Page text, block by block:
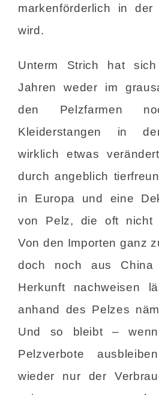
markenförderlich in der
wird.
Unterm Strich hat
Jahren weder im
den Pelzfarmen
Kleiderstangen in
wirklich etwas
durch angeblich
in Europa und eine
von Pelz, die oft nicht
Von den Importen ganz
doch noch aus China
Herkunft nachweisen
anhand des Pelzes
Und so bleibt – wenn
Pelzverbote
wieder nur der